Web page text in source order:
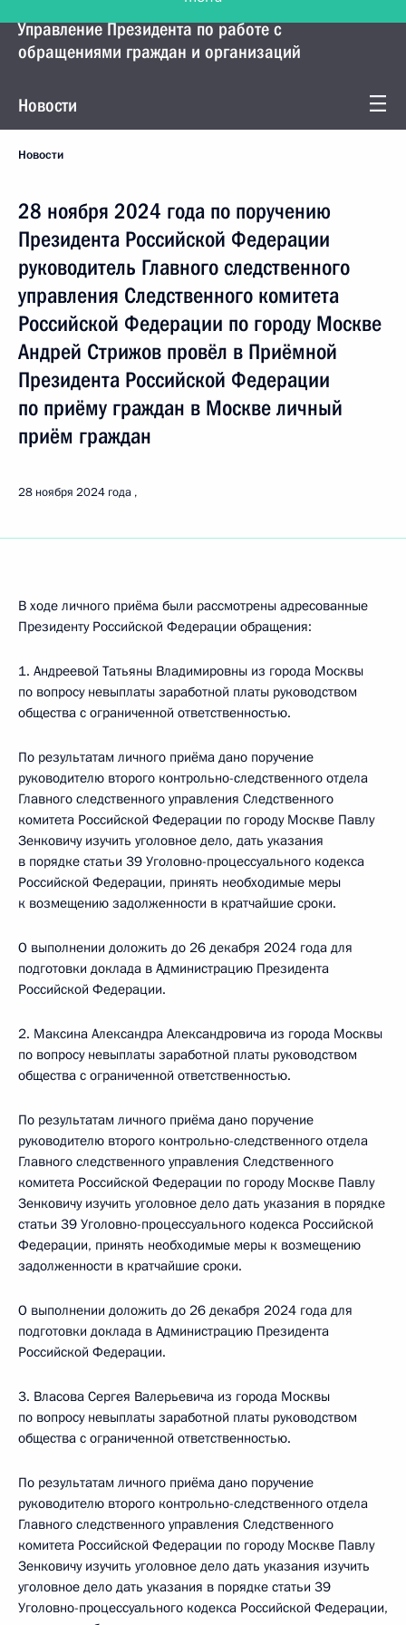
Управление Президента по работе с
обращениями граждан и организаций
Новости
Новости
28 ноября 2024 года по поручению
Президента Российской Федерации
руководитель Главного следственного
управления Следственного комитета
Российской Федерации по городу Москве
Андрей Стрижов провёл в Приёмной
Президента Российской Федерации
по приёму граждан в Москве личный
приём граждан
28 ноября 2024 года
В ходе личного приёма были рассмотрены адресованные
Президенту Российской Федерации обращения:
1. Андреевой Татьяны Владимировны из города Москвы
по вопросу невыплаты заработной платы руководством
общества с ограниченной ответственностью.
По результатам личного приёма дано поручение
руководителю второго контрольно-следственного отдела
Главного следственного управления Следственного
комитета Российской Федерации по городу Москве Павлу
Зенковичу изучить уголовное дело, дать указания
в порядке статьи 39 Уголовно-процессуального кодекса
Российской Федерации, принять необходимые меры
к возмещению задолженности в кратчайшие сроки.
О выполнении доложить до 26 декабря 2024 года для
подготовки доклада в Администрацию Президента
Российской Федерации.
2. Максина Александра Александровича из города Москвы
по вопросу невыплаты заработной платы руководством
общества с ограниченной ответственностью.
По результатам личного приёма дано поручение
руководителю второго контрольно-следственного отдела
Главного следственного управления Следственного
комитета Российской Федерации по городу Москве Павлу
Зенковичу изучить уголовное дело дать указания в порядке
статьи 39 Уголовно-процессуального кодекса Российской
Федерации, принять необходимые меры к возмещению
задолженности в кратчайшие сроки.
О выполнении доложить до 26 декабря 2024 года для
подготовки доклада в Администрацию Президента
Российской Федерации.
3. Власова Сергея Валерьевича из города Москвы
по вопросу невыплаты заработной платы руководством
общества с ограниченной ответственностью.
По результатам личного приёма дано поручение
руководителю второго контрольно-следственного отдела
Главного следственного управления Следственного
комитета Российской Федерации по городу Москве Павлу
Зенковичу изучить уголовное дело дать указания изучить
уголовное дело дать указания в порядке статьи 39
Уголовно-процессуального кодекса Российской Федерации,